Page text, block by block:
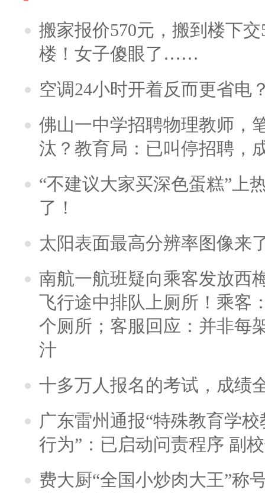
搬家报价570元，搬到楼下
楼！女子傻眼了……
空调24小时开着反而更省电
佛山一中学招聘物理教师，
汰？教育局：已叫停招聘，
“不建议大家买深色蛋糕”上
了！
太阳表面最高分辨率图像来
南航一航班疑向乘客发放西
飞行途中排队上厕所！乘客
个厕所；客服回应：并非每
汁
十多万人报名的考试，成绩
广东雷州通报“特殊教育学
行为”：已启动问责程序 副
费大厨“全国小炒肉大王”称